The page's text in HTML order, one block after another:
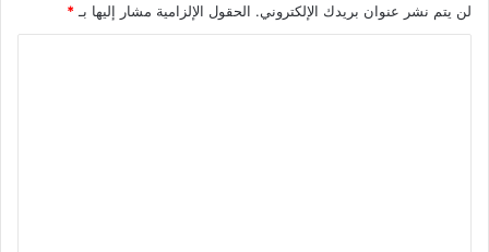
لن يتم نشر عنوان بريدك الإلكتروني. الحقول الإلزامية مشار إليها بـ *